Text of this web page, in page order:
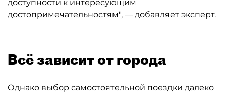
доступности к интересующим
достопримечательностям", — добавляет эксперт.
Всё зависит от города
Однако выбор самостоятельной поездки далеко